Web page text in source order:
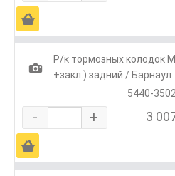
Ä
1
Р/к тормозных колодок
+закл.) задний / Барнаул
5440-
- + 3
Ä